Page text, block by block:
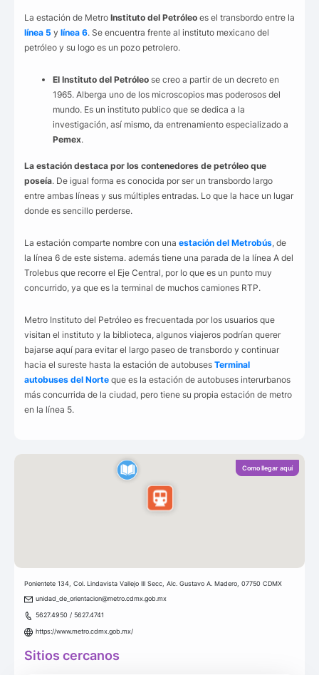
La estación de Metro Instituto del Petróleo es el transbordo entre la
línea 5 y línea 6. Se encuentra frente al instituto mexicano del
petróleo y su logo es un pozo petrolero.
El Instituto del Petróleo se creo a partir de un decreto en
1965. Alberga uno de los microscopios mas poderosos del
mundo. Es un instituto publico que se dedica a la
investigación, así mismo, da entrenamiento especializado a
Pemex.
La estación destaca por los contenedores de petróleo que
poseía. De igual forma es conocida por ser un transbordo largo
entre ambas líneas y sus múltiples entradas. Lo que la hace un lugar
donde es sencillo perderse.
La estación comparte nombre con una estación del Metrobús, de
la línea 6 de este sistema. además tiene una parada de la línea A del
Trolebus que recorre el Eje Central, por lo que es un punto muy
concurrido, ya que es la terminal de muchos camiones RTP.
Metro Instituto del Petróleo es frecuentada por los usuarios que
visitan el instituto y la biblioteca, algunos viajeros podrían querer
bajarse aquí para evitar el largo paseo de transbordo y continuar
hacia el sureste hasta la estación de autobuses Terminal
autobuses del Norte que es la estación de autobuses interurbanos
más concurrida de la ciudad, pero tiene su propia estación de metro
en la línea 5.
Como llegar aquí
Ponientete 134, Col. Lindavista Vallejo III Secc, Alc. Gustavo A. Madero, 07750 CDMX
unidad_de_orientacion@metro.cdmx.gob.mx
5627.4950 / 5627.4741
https://www.metro.cdmx.gob.mx/
Sitios cercanos